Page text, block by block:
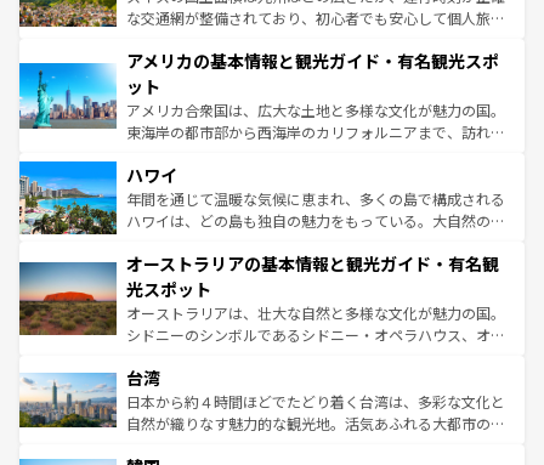
戦など、本場だからこそできる体験も豊富。イギリスを旅
ンツ一覧を参照してほしい。
な交通網が整備されており、初心者でも安心して個人旅行
の建物がそのまま残る町や、スイスならではのユニークな
博物館もあり、アルプス観光だけでなく町歩きも満喫する
ことができる。国民の所得が高いため物価も高いが、旅行
者向けの交通パス提供のサービスもあり、うまく活用すれ
着のスイス情報は
アメリカの基本情報と観光ガイド・有名観光スポ
ット
アメリカ合衆国は、広大な土地と多様な文化が魅力の国。
東海岸の都市部から西海岸のカリフォルニアまで、訪れる
のような巨大都市は、観光、ショッピング、エンターテイ
ンメントが詰まった刺激的なスポットだ。一方、アメリカ
西部には大自然が広がり、グランドキャニオンやイエロー
部のニューオーリンズでは、音楽と美食が融合した独特の
文化が魅力。旅行者はアメリカの各地域で異なる魅力を楽
しみながら、その多様性と豊かな歴史を感じることができ
るだろう。車でのロードトリップや列車の旅も、アメリカ
情報は
ハワイ
年間を通じて温暖な気候に恵まれ、多くの島で構成される
ハワイは、どの島も独自の魅力をもっている。大自然の神
ワイ島は見逃せない。また、定番の観光地といえばオアフ
島だが、静かな自然を求めるならマウイ島やカウアイ島が
おすすめ。エメラルドグリーンに輝く海をはじめ、豊かな
文化や歴史が息づいている。「アロハスピリット」と呼ば
人々、おいしいローカルフードやハワイアンミュージッ
ク、伝統的なフラダンスなど、すべてがハワイの魅力を彩
っている。訪れるたびに新しい発見と感動が待っているハ
はコンテンツ一覧
オーストラリアの基本情報と観光ガイド・有名観
光スポット
オーストラリアは、壮大な自然と多様な文化が魅力の国。
シドニーのシンボルであるシドニー・オペラハウス、オー
リアリーフや大陸中央部にそびえるウルル（エアーズロッ
ク）、タスマニアの美しい原生林やケアンズの熱帯雨林な
ど、見どころがたくさん。また、カフェやワイン、オージ
台湾
日本から約４時間ほどでたどり着く台湾は、多彩な文化と
自然が織りなす魅力的な観光地。活気あふれる大都市の台